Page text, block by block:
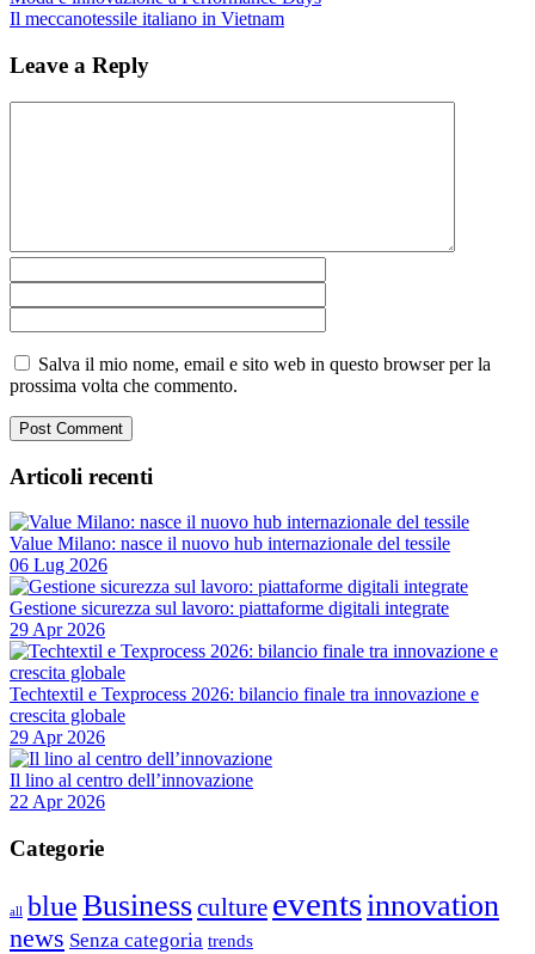
Il meccanotessile italiano in Vietnam
Leave a Reply
Salva il mio nome, email e sito web in questo browser per la
prossima volta che commento.
Articoli recenti
Value Milano: nasce il nuovo hub internazionale del tessile
06 Lug 2026
Gestione sicurezza sul lavoro: piattaforme digitali integrate
29 Apr 2026
Techtextil e Texprocess 2026: bilancio finale tra innovazione e
crescita globale
29 Apr 2026
Il lino al centro dell’innovazione
22 Apr 2026
Categorie
all blueBusinessculture eventsinnovation
news Senza categoria trends